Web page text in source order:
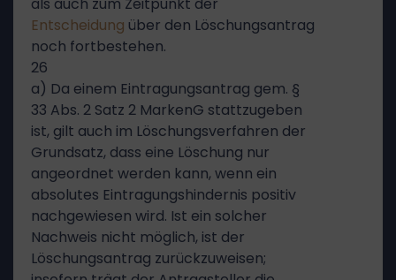
Entscheidung über den Löschungsantrag
noch fortbestehen.
26
a) Da einem Eintragungsantrag gem. §
33 Abs. 2 Satz 2 MarkenG stattzugeben
ist, gilt auch im Löschungsverfahren der
Grundsatz, dass eine Löschung nur
angeordnet werden kann, wenn ein
absolutes Eintragungshindernis positiv
nachgewiesen wird. Ist ein solcher
Nachweis nicht möglich, ist der
Löschungsantrag zurückzuweisen;